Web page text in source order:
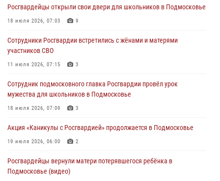
03 августа 2026, 15:26
«семейным подрядом» в Подмосковье (видео)
03 августа 2026, 14:57
крупную сумму в Подмосковье
31 июля 2026, 14:00
действиях в Подмосковье (видео)
31 июля 2026, 09:30 1
Росгвардейцы открыли свои двери для школьников в Подмосковье
18 июля 2026, 07:03 9
Сотрудники Росгвардии встретились с жёнами и матерями
участников СВО
11 июля 2026, 07:15 3
Сотрудник подмосковного главка Росгвардии провёл урок
мужества для школьников в Подмосковье
18 июля 2026, 07:09 3
Акция «Каникулы с Росгвардией» продолжается в Подмосковье
19 июля 2026, 06:00 2
Росгвардейцы вернули матери потерявшегося ребёнка в
Подмосковье (видео)